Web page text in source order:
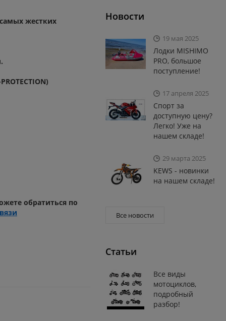
жестких
обратиться по
Новости
19 мая 2025
Лодки MISHIMO
PRO, большое
поступление!
17 апреля 2025
Спорт за
доступную цену?
Легко! Уже на
нашем складе!
29 марта 2025
KEWS - новинки
на нашем складе!
Все новости
Статьи
Все виды
мотоциклов,
подробный
разбор!